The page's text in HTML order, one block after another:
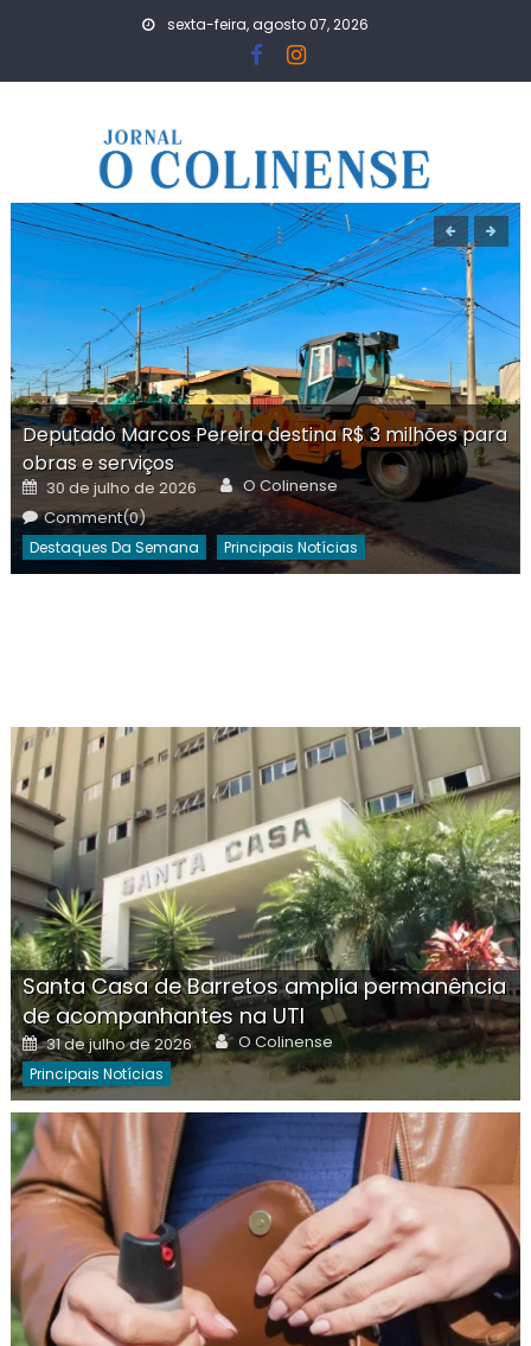
sexta-feira, agosto 07, 2026
Deputado Marcos Pereira destina R$ 3 milhões para
obras e serviços
Posted
on
30 de julho de 2026 Author
O Colinense
Comment(0)
Destaques Da Semana Principais Notícias
Santa Casa de Barretos amplia permanência
de acompanhantes na UTI
Posted
on
31 de julho de 2026 Author
O Colinense
Principais Notícias